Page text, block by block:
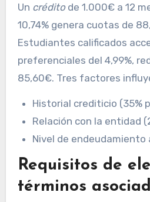
Un créditode 1.000€ a 12
10,74% genera cuotas de
Estudiantes calificados
preferenciales del 4,99%,
85,60€. Tres factores
Historial crediticio (35%
Relación con la entidad
Nivel de endeudamiento
Requisitos de
términos